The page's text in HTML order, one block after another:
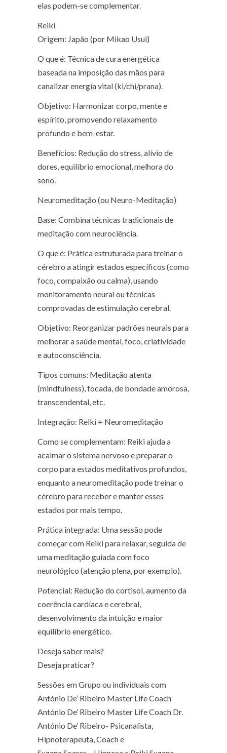
elas podem-se complementar.
Reiki
Origem: Japão (por Mikao Usui)
O que é: Técnica de cura energética
baseada na imposição das mãos para
canalizar energia vital (ki/chi/prana).
Objetivo: Harmonizar corpo, mente e
espírito, promovendo relaxamento
profundo e bem-estar.
Benefícios: Redução do stress, alívio de
dores, equilíbrio emocional, melhora do
sono.
Neuromeditação (ou Neuro-Meditação)
Base: Combina técnicas tradicionais de
meditação com neurociência.
O que é: Prática estruturada para treinar o
cérebro a atingir estados específicos (como
foco, compaixão ou calma), usando
monitoramento neural ou técnicas
comprovadas de estimulação cerebral.
Objetivo: Reorganizar padrões neurais para
melhorar a saúde mental, foco, criatividade
e autoconsciência.
Tipos comuns: Meditação atenta
(mindfulness), focada, de bondade amorosa,
transcendental, etc.
Integração: Reiki + Neuromeditação
Como se complementam: Reiki ajuda a
acalmar o sistema nervoso e preparar o
corpo para estados meditativos profundos,
enquanto a neuromeditação pode treinar o
cérebro para receber e manter esses
estados por mais tempo.
Prática integrada: Uma sessão pode
começar com Reiki para relaxar, seguida de
uma meditação guiada com foco
neurológico (atenção plena, por exemplo).
Potencial: Redução do cortisol, aumento da
coerência cardíaca e cerebral,
desenvolvimento da intuição e maior
equilíbrio energético.
Deseja saber mais?
Deseja praticar?
Sessões em Grupo ou individuais com
António De’ Ribeiro Master Life Coach
António De’ Ribeiro Master Life Coach Dr.
António De’ Ribeiro- Psicanalista,
Hipnoterapeuta, Coach e